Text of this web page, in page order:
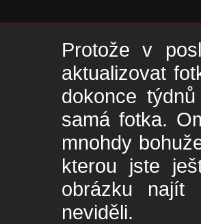
Protože v
aktualizovat
dokonce
samá fotka.
mnohdy
kterou jste
obrázku najít
neviděli.